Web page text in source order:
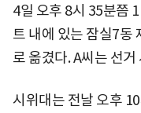
4일 오후 8시 35분쯤
트 내에 있는 잠실7동
로 옮겼다. A씨는 선
시위대는 전날 오후